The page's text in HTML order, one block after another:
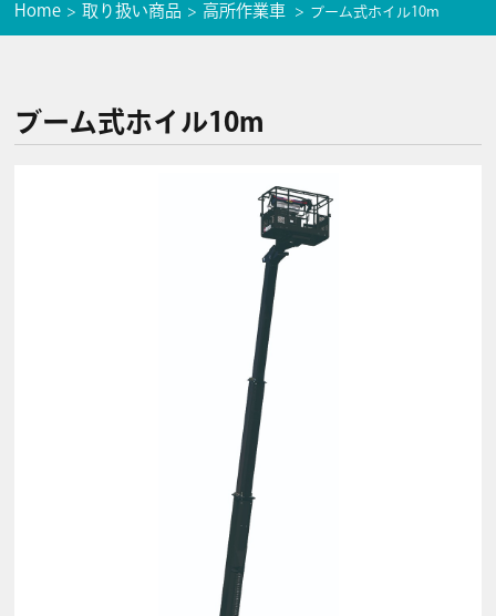
Home 取り扱い商品 高所作業車 ブーム式ホイル10m
ブーム式ホイル10m